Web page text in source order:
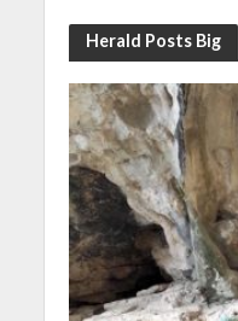
Herald Posts Big